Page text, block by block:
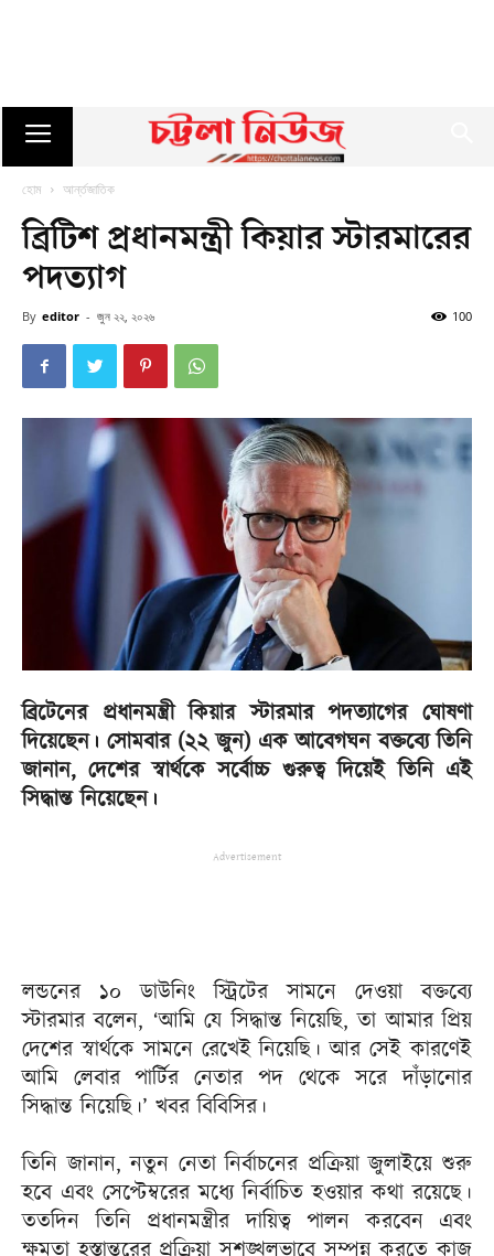
হোম আর্ন্তজাতিক
ব্রিটিশ প্রধানমন্ত্রী কিয়ার স্টারমারের
পদত্যাগ
By editor - জুন ২২, ২০২৬ 100
ব্রিটেনের প্রধানমন্ত্রী কিয়ার স্টারমার পদত্যাগের ঘোষণা
দিয়েছেন। সোমবার (২২ জুন) এক আবেগঘন বক্তব্যে তিনি
জানান, দেশের স্বার্থকে সর্বোচ্চ গুরুত্ব দিয়েই তিনি এই
সিদ্ধান্ত নিয়েছেন।
Advertisement
লন্ডনের ১০ ডাউনিং স্ট্রিটের সামনে দেওয়া বক্তব্যে
স্টারমার বলেন, ‘আমি যে সিদ্ধান্ত নিয়েছি, তা আমার প্রিয়
দেশের স্বার্থকে সামনে রেখেই নিয়েছি। আর সেই কারণেই
আমি লেবার পার্টির নেতার পদ থেকে সরে দাঁড়ানোর
সিদ্ধান্ত নিয়েছি।’ খবর বিবিসির।
তিনি জানান, নতুন নেতা নির্বাচনের প্রক্রিয়া জুলাইয়ে শুরু
হবে এবং সেপ্টেম্বরের মধ্যে নির্বাচিত হওয়ার কথা রয়েছে।
ততদিন তিনি প্রধানমন্ত্রীর দায়িত্ব পালন করবেন এবং